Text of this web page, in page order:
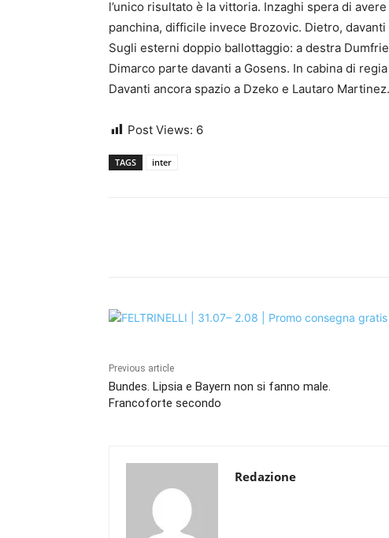
l’unico risultato è la vittoria. Inzaghi spera di
panchina, difficile invece Brozovic. Dietro,
Sugli esterni doppio ballottaggio: a destra
Dimarco parte davanti a Gosens. In cabina di
Davanti ancora spazio a Dzeko e Lautaro Martinez.
Post Views: 6
TAGS inter
Previous article
Bundes. Lipsia e Bayern non si fanno male.
Francoforte secondo
Redazione